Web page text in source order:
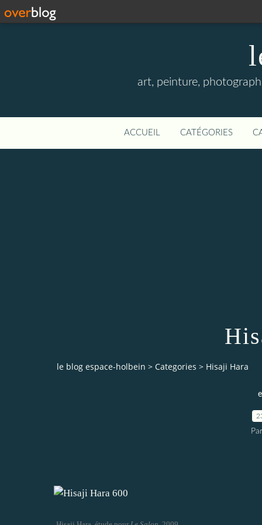
art, peinture,
ACCUEIL CATÉGORIES
le blog espace-holbein > Categories > Hisaji Hara